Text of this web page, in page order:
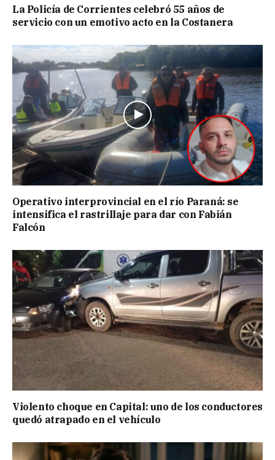
La Policía de Corrientes celebró 55 años de
servicio con un emotivo acto en la Costanera
Operativo interprovincial en el río Paraná: se
intensifica el rastrillaje para dar con Fabián
Falcón
Violento choque en Capital: uno de los conductores
quedó atrapado en el vehículo